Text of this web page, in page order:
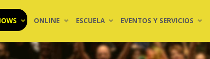
ONLINE ESCUELA EVENTOS Y SERVICIOS